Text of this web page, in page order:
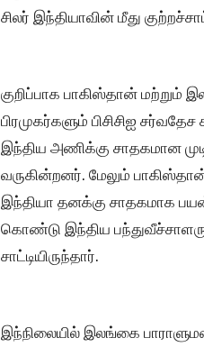
சிலர் இந்தியாவின் மீது
குறிப்பாக பாகிஸ்தான்
பிரமுகர்களும் பிசிசிஐ
இந்திய அணிக்கு சாதகமான
வருகின்றனர். மேலும்
இந்தியா தனக்கு சாதகமாக
கொண்டு இந்திய
சாட்டியிருந்தார்.
இந்நிலையில் இலங்கை